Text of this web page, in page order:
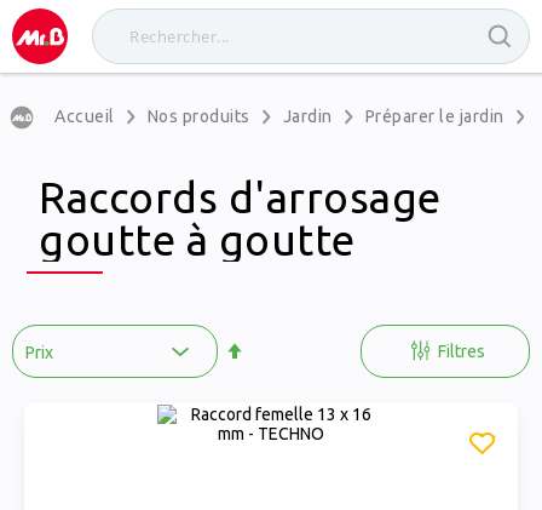
Accueil Nos produits Jardin Préparer le jardin
Raccords d'arrosage
goutte à goutte
Filtres